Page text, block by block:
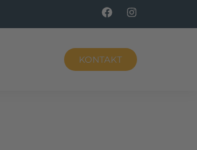
F
a
c
o
o
I
n
s
a
g
r
KONTAKT